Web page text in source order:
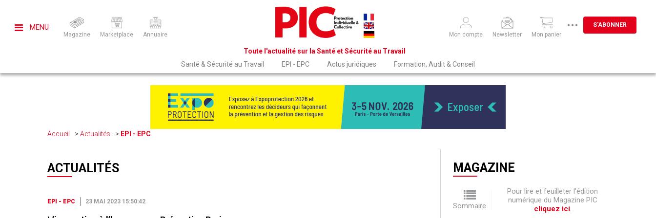
MENU
Magazine Marketplace Annuaire
Toute l'actualité sur la Santé et Sécurité au Travail
Mon compte Newsletter Mon panier
S'ABONNER
Santé & Sécurité au Travail EPI - EPC Actus juridiques Formation, Audit & Conseil
Accueil Actualités EPI - EPC
ACTUALITÉS
EPI - EPC 23 MAI 2023 15:50:42
MAGAZINE
Sommaire
Pour lire et feuilleter l'édition
numérique du Magazine PIC
cliquez ici.